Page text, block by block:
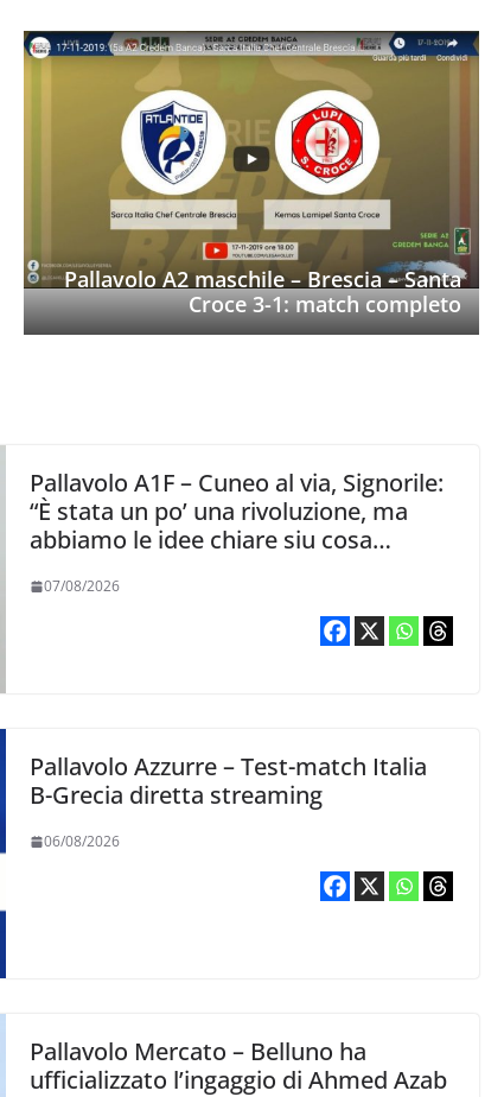
Pallavolo A2 maschile – Brescia – Santa
Croce 3-1: match completo
Pallavolo A1F – Cuneo al via, Signorile:
“È stata un po’ una rivoluzione, ma
abbiamo le idee chiare siu cosa
07/08/2026
Pallavolo Azzurre – Test-match Italia
B-Grecia diretta streaming
06/08/2026
Pallavolo Mercato – Belluno ha
ufficializzato l’ingaggio di Ahmed Azab